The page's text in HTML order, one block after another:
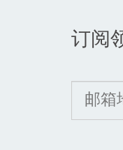
订阅